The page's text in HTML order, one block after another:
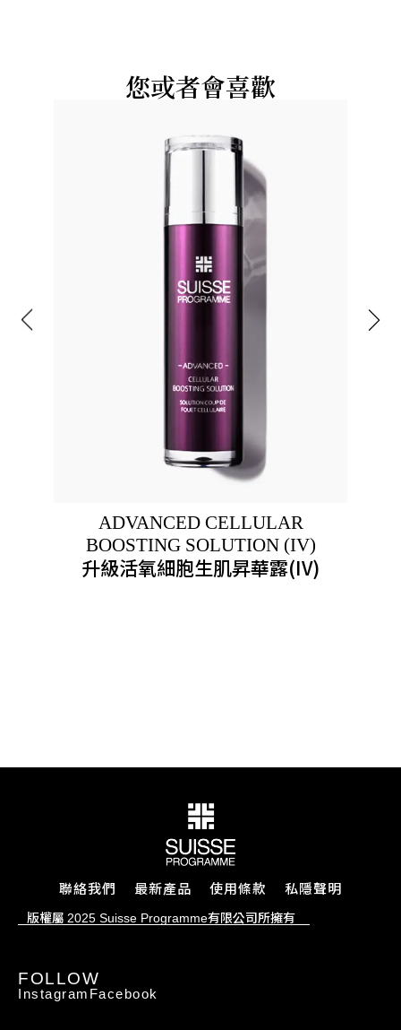
您或者會喜歡
ADVANCED CELLULAR
BOOSTING SOLUTION (IV)
升級活氧細胞生肌昇華露(IV)
聯絡我們 最新產品 使用條款 私隱聲明
版權屬 2025 Suisse Programme有限公司所擁有
FOLLOW
Instagram Facebook